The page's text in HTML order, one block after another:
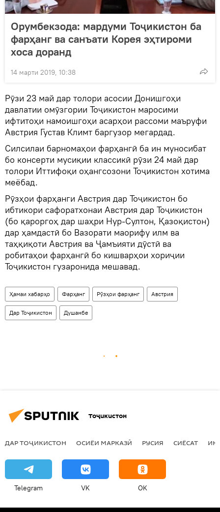
Орумбекзода: мардуми Тоҷикистон ба
фарҳанг ва санъати Корея эҳтироми
хоса доранд
14 марти 2019, 10:38
Рӯзи 23 май дар толори асосии Донишгоҳи
давлатии омӯзгории Тоҷикистон маросими
ифтитоҳи намоишгоҳи асарҳои рассоми маъруфи
Австрия Густав Климт баргузор мегардад.
Силсилаи барномаҳои фарҳангӣ ба ин муносибат
бо консерти мусиқии классикӣ рӯзи 24 май дар
толори Иттифоқи оҳангсозони Тоҷикистон хотима
меёбад.
Рӯзҳои фарҳанги Австрия дар Тоҷикистон бо
ибтикори сафоратхонаи Австрия дар Тоҷикистон
(бо қароргоҳ дар шаҳри Нур-Султон, Қазоқистон)
дар ҳамдастӣ бо Вазорати маорифу илм ва
таҳқиқоти Австрия ва Ҷамъияти дӯстӣ ва
робитаҳои фарҳангӣ бо кишварҳои хориҷии
Тоҷикистон гузаронида мешавад.
Ҳамаи хабарҳо Фарҳанг Рӯзҳои фарҳанг Австрия
Дар Тоҷикистон Душанбе
Тоҷикистон
ДАР ТОҶИКИСТОН ОСИЁИ МАРКАЗӢ РУСИЯ СИЁСАТ
Telegram VK OK